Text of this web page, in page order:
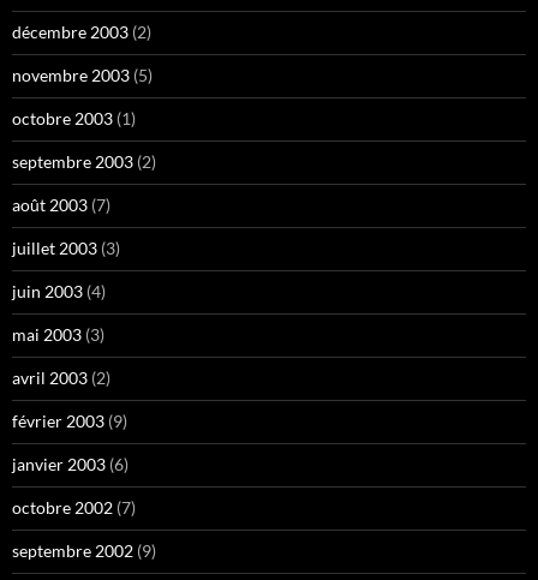
décembre 2003 (2)
novembre 2003 (5)
octobre 2003 (1)
septembre 2003 (2)
août 2003 (7)
juillet 2003 (3)
juin 2003 (4)
mai 2003 (3)
avril 2003 (2)
février 2003 (9)
janvier 2003 (6)
octobre 2002 (7)
septembre 2002 (9)